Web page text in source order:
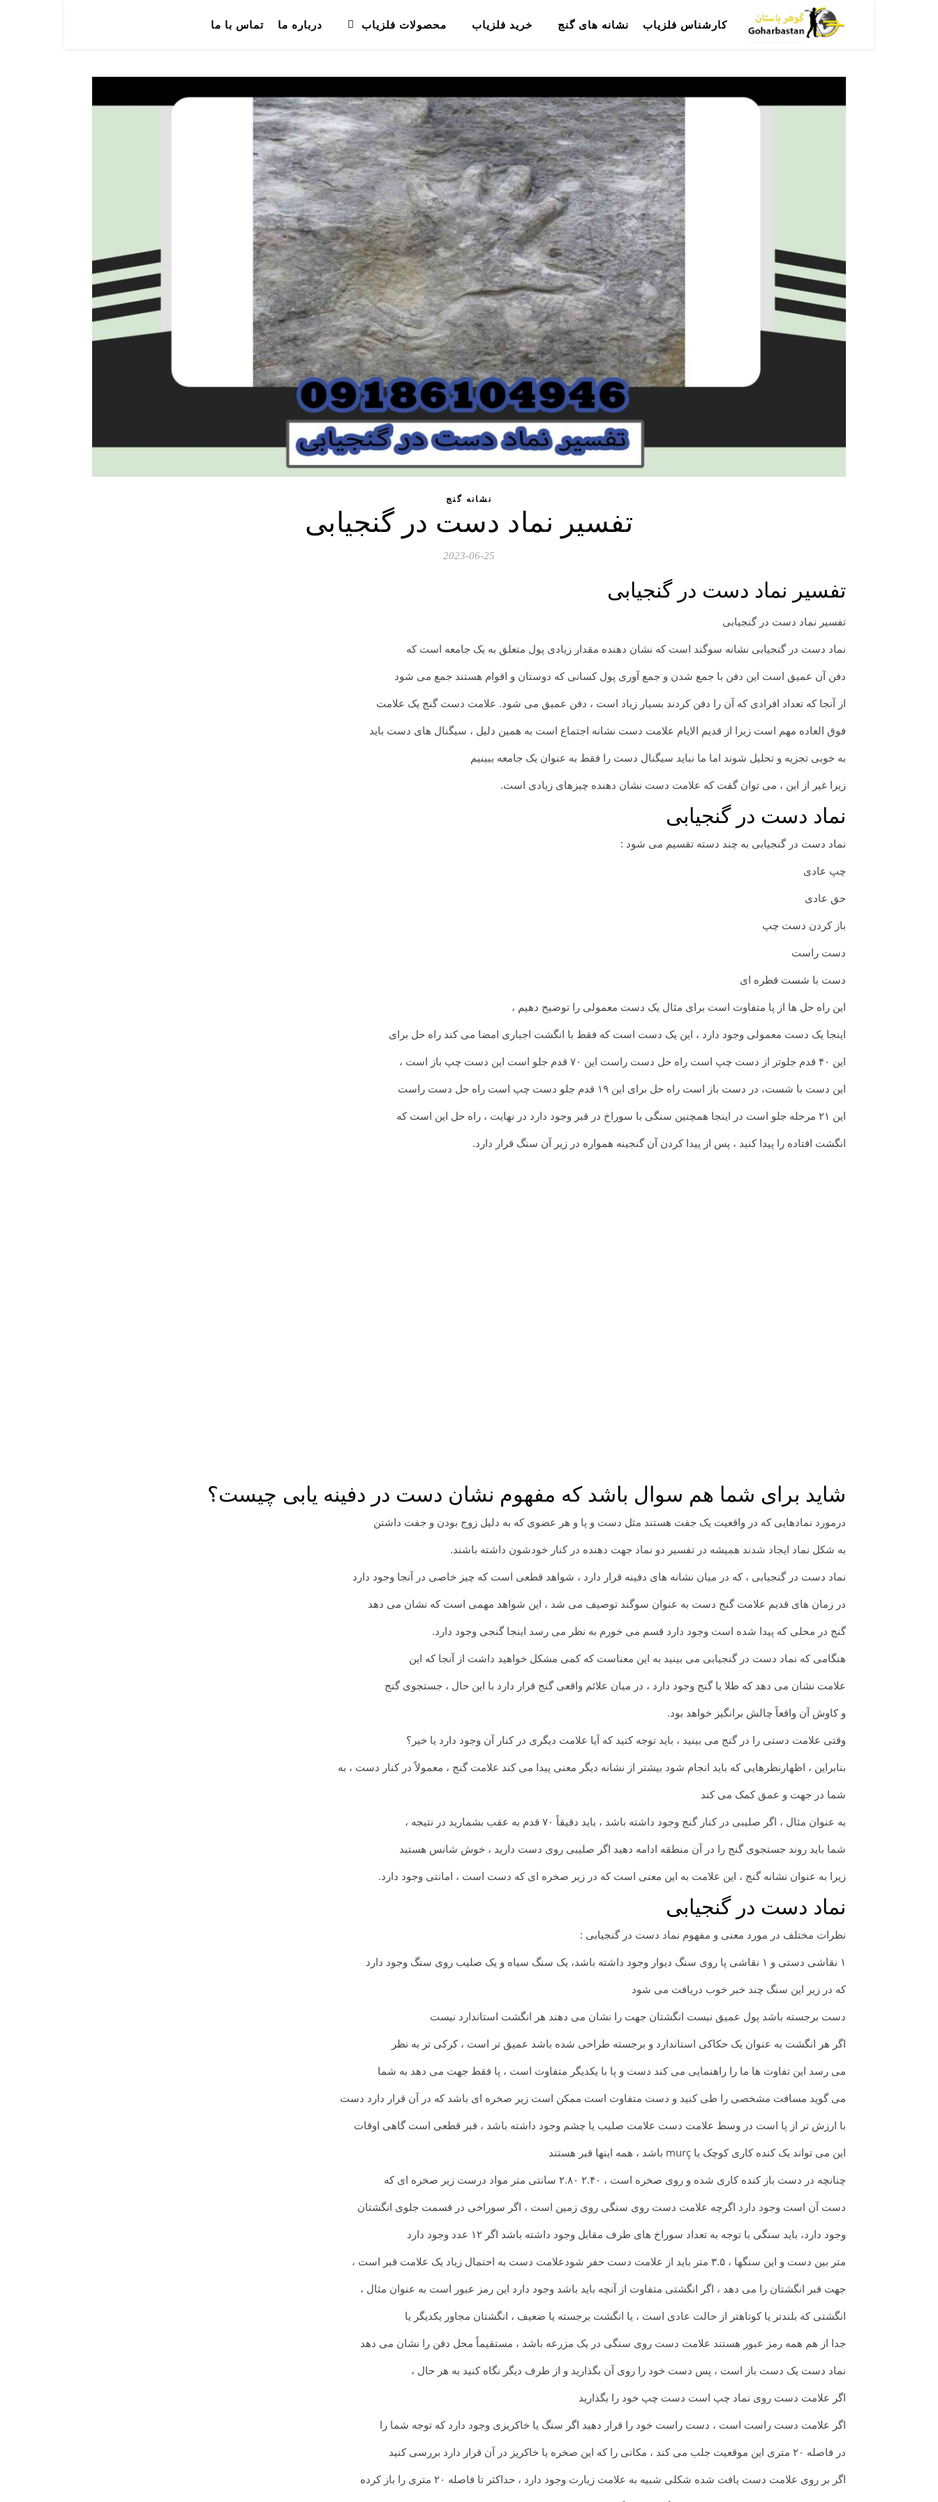
کارشناس فلزیاب نشانه های گنج خرید فلزیاب محصولات فلزیاب درباره ما تماس با ما
نشانه گنج
تفسیر نماد دست در گنجیابی
2023-06-25
تفسیر نماد دست در گنجیابی
تفسیر نماد دست در گنجیابی
نماد دست در گنجیابی نشانه سوگند است که نشان دهنده مقدار زیادی پول متعلق به یک جامعه است که
دفن آن عمیق است این دفن با جمع شدن و جمع آوری پول کسانی که دوستان و اقوام هستند جمع می شود
از آنجا که تعداد افرادی که آن را دفن کردند بسیار زیاد است ، دفن عمیق می شود. علامت دست گنج یک علامت
فوق العاده مهم است زیرا از قدیم الایام علامت دست نشانه اجتماع است به همین دلیل ، سیگنال های دست باید
به خوبی تجزیه و تحلیل شوند اما ما نباید سیگنال دست را فقط به عنوان یک جامعه ببینیم
زیرا غیر از این ، می توان گفت که علامت دست نشان دهنده چیزهای زیادی است.
نماد دست در گنجیابی
نماد دست در گنجیابی به چند دسته تقسیم می شود :
چپ عادی
حق عادی
باز کردن دست چپ
دست راست
دست با شست قطره ای
این راه حل ها از پا متفاوت است برای مثال یک دست معمولی را توضیح دهیم ،
اینجا یک دست معمولی وجود دارد ، این یک دست است که فقط با انگشت اجباری امضا می کند راه حل برای
این ۴۰ قدم جلوتر از دست چپ است راه حل دست راست این ۷۰ قدم جلو است این دست چپ باز است ،
این دست با شست، در دست باز است راه حل برای این ۱۹ قدم جلو دست چپ است راه حل دست راست
این ۲۱ مرحله جلو است در اینجا همچنین سنگی با سوراخ در قبر وجود دارد در نهایت ، راه حل این است که
انگشت افتاده را پیدا کنید ، پس از پیدا کردن آن گنجینه همواره در زیر آن سنگ قرار دارد.
شاید برای شما هم سوال باشد که مفهوم نشان دست در دفینه یابی چیست؟
درمورد نمادهایی که در واقعیت یک جفت هستند مثل دست و پا و هر عضوی که به دلیل زوج بودن و جفت داشتن
به شکل نماد ایجاد شدند همیشه در تفسیر دو نماد جهت دهنده در کنار خودشون داشته باشند.
نماد دست در گنجیابی ، که در میان نشانه های دفینه قرار دارد ، شواهد قطعی است که چیز خاصی در آنجا وجود دارد
در زمان های قدیم علامت گنج دست به عنوان سوگند توصیف می شد ، این شواهد مهمی است که نشان می دهد
گنج در محلی که پیدا شده است وجود دارد قسم می خورم به نظر می رسد اینجا گنجی وجود دارد.
هنگامی که نماد دست در گنجیابی می بینید به این معناست که کمی مشکل خواهید داشت از آنجا که این
علامت نشان می دهد که طلا یا گنج وجود دارد ، در میان علائم واقعی گنج قرار دارد با این حال ، جستجوی گنج
و کاوش آن واقعاً چالش برانگیز خواهد بود.
وقتی علامت دستی را در گنج می بینید ، باید توجه کنید که آیا علامت دیگری در کنار آن وجود دارد یا خیر؟
بنابراین ، اظهارنظرهایی که باید انجام شود بیشتر از نشانه دیگر معنی پیدا می کند علامت گنج ، معمولاً در کنار دست ، به
شما در جهت و عمق کمک می کند
به عنوان مثال ، اگر صلیبی در کنار گنج وجود داشته باشد ، باید دقیقاً ۷۰ قدم به عقب بشمارید در نتیجه ،
شما باید روند جستجوی گنج را در آن منطقه ادامه دهید اگر صلیبی روی دست دارید ، خوش شانس هستید
زیرا به عنوان نشانه گنج ، این علامت به این معنی است که در زیر صخره ای که دست است ، امانتی وجود دارد.
نماد دست در گنجیابی
نظرات مختلف در مورد معنی و مفهوم نماد دست در گنجیابی :
۱ نقاشی دستی و ۱ نقاشی پا روی سنگ دیوار وجود داشته باشد، یک سنگ سیاه و یک صلیب روی سنگ وجود دارد
که در زیر این سنگ چند خبر خوب دریافت می شود
دست برجسته باشد پول عمیق نیست انگشتان جهت را نشان می دهند هر انگشت استاندارد نیست
اگر هر انگشت به عنوان یک حکاکی استاندارد و برجسته طراحی شده باشد عمیق تر است ، کرکی تر به نظر
می رسد این تفاوت ها ما را راهنمایی می کند دست و پا با یکدیگر متفاوت است ، پا فقط جهت می دهد به شما
می گوید مسافت مشخصی را طی کنید و دست متفاوت است ممکن است زیر صخره ای باشد که در آن قرار دارد دست
با ارزش تر از پا است در وسط علامت دست علامت صلیب یا چشم وجود داشته باشد ، قبر قطعی است گاهی اوقات
این می تواند یک کنده کاری کوچک یا murç باشد ، همه اینها قبر هستند
چنانچه در دست باز کنده کاری شده و روی صخره است ، ۲.۴۰ ۲.۸۰ سانتی متر مواد درست زیر صخره ای که
دست آن است وجود دارد اگرچه علامت دست روی سنگی روی زمین است ، اگر سوراخی در قسمت جلوی انگشتان
وجود دارد، باید سنگی با توجه به تعداد سوراخ های طرف مقابل وجود داشته باشد اگر ۱۲ عدد وجود دارد
متر بین دست و این سنگها ، ۳.۵ متر باید از علامت دست حفر شودعلامت دست به احتمال زیاد یک علامت قبر است ،
جهت قبر انگشتان را می دهد ، اگر انگشتی متفاوت از آنچه باید باشد وجود دارد این رمز عبور است به عنوان مثال ،
انگشتی که بلندتر یا کوتاهتر از حالت عادی است ، یا انگشت برجسته یا ضعیف ، انگشتان مجاور یکدیگر یا
جدا از هم همه رمز عبور هستند علامت دست روی سنگی در یک مزرعه باشد ، مستقیماً محل دفن را نشان می دهد
نماد دست یک دست باز است ، پس دست خود را روی آن بگذارید و از طرف دیگر نگاه کنید به هر حال ،
اگر علامت دست روی نماد چپ است دست چپ خود را بگذارید
اگر علامت دست راست است ، دست راست خود را قرار دهید اگر سنگ یا خاکریزی وجود دارد که توجه شما را
در فاصله ۲۰ متری این موقعیت جلب می کند ، مکانی را که این صخره یا خاکریز در آن قرار دارد بررسی کنید
اگر بر روی علامت دست یافت شده شکلی شبیه به علامت زیارت وجود دارد ، حداکثر تا فاصله ۲۰ متری را باز کرده